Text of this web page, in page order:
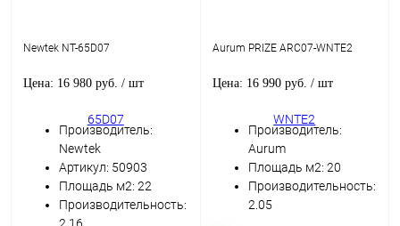
Newtek NT-65D07
Цена: 16 980 руб. / шт
Производитель:
Newtek
Артикул: 50903
Площадь м2: 22
Производительность:
Aurum PRIZE ARC07-WNTE2
Цена: 16 990 руб. / шт
Производитель:
Aurum
Площадь м2: 20
Производительность:
2.05